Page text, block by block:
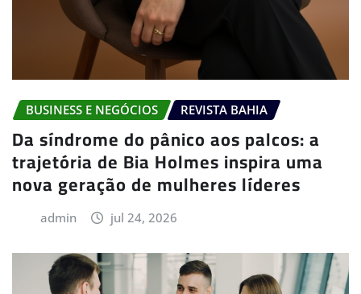
BUSINESS E NEGÓCIOS REVISTA BAHIA
Da síndrome do pânico aos palcos: a
trajetória de Bia Holmes inspira uma
nova geração de mulheres líderes
admin jul 24, 2026